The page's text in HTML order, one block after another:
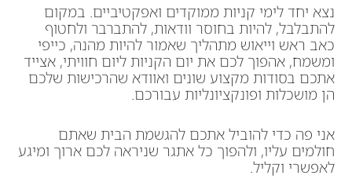
נצא יחד לימי קניות ממוקדים ואפקטיביים. במקום
להתבלבל, להיות בחוסר וודאות, להתברבר ולחטוף
כאב ראש וייאוש מתהליך שאמור להיות מהנה, כייפי
ומשמח, אהפוך לכם את יום הקניות ליום חוויתי, אצייד
אתכם בסודות מקצוע שונים ואוודא שהרכישות שלכם
הן מושכלות ופונקציונליות עבורכם.
אני פה כדי להוביל אתכם להגשמת הבית שאתם
חולמים עליו, ולהפוך כל אתגר שניראה לכם ארוך ומיגע
לאפשרי וקליל.